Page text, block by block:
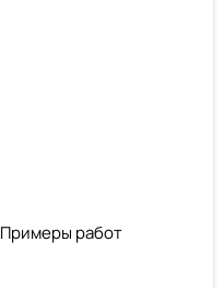
Примеры работ